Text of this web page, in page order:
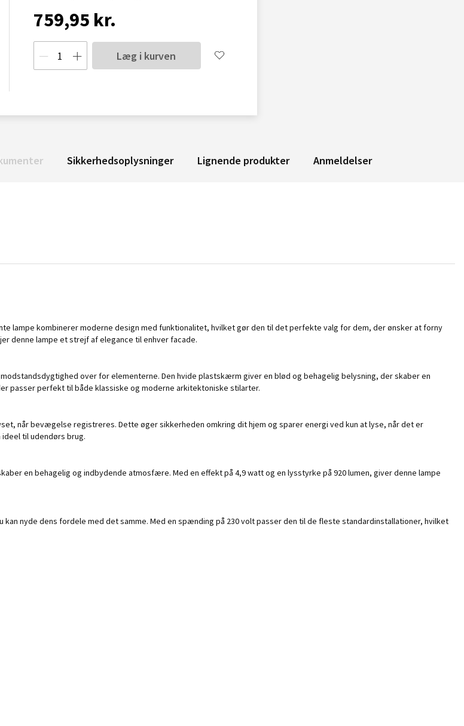
759,95 kr.
Læg i kurven
Sikkerhedsoplysninger Lignende produkter Anmeldelser
lampe kombinerer moderne design med funktionalitet, hvilket gør den til det perfekte valg for dem, der ønsker at forny
denne lampe et strejf af elegance til enhver facade.
over for elementerne. Den hvide plastskærm giver en blød og behagelig belysning, der skaber en
passer perfekt til både klassiske og moderne arkitektoniske stilarter.
når bevægelse registreres. Dette øger sikkerheden omkring dit hjem og sparer energi ved kun at lyse, når det er
til udendørs brug.
en behagelig og indbydende atmosfære. Med en effekt på 4,9 watt og en lysstyrke på 920 lumen, giver denne lampe
nyde dens fordele med det samme. Med en spænding på 230 volt passer den til de fleste standardinstallationer, hvilket